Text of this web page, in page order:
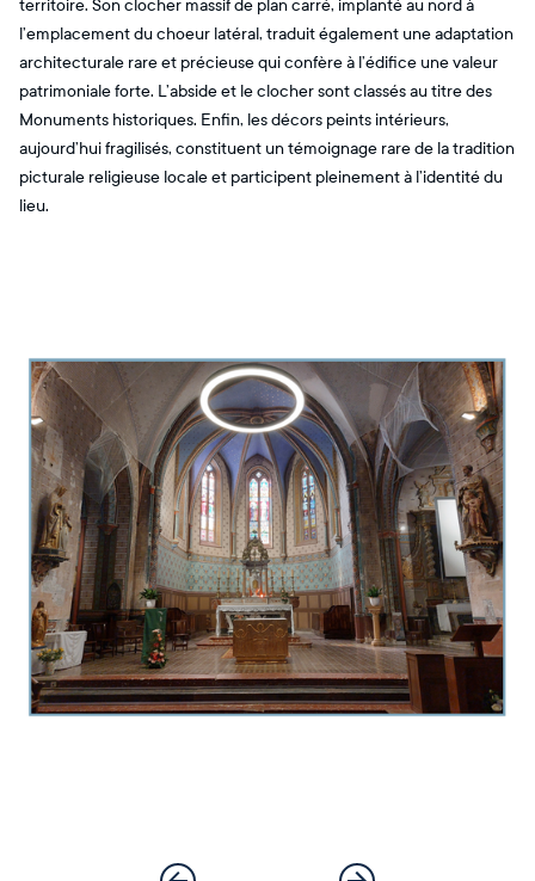
territoire. Son clocher massif de plan carré, implanté au nord à
l’emplacement du choeur latéral, traduit également une adaptation
architecturale rare et précieuse qui confère à l’édifice une valeur
patrimoniale forte. L’abside et le clocher sont classés au titre des
Monuments historiques. Enfin, les décors peints intérieurs,
aujourd’hui fragilisés, constituent un témoignage rare de la tradition
picturale religieuse locale et participent pleinement à l’identité du
lieu.